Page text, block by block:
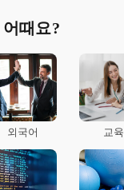
때요?
외국어 교육